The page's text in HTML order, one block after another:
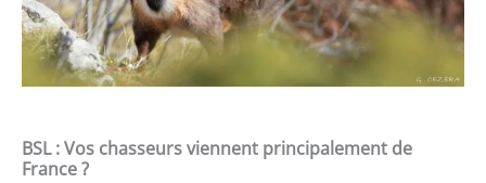
BSL : Vos chasseurs viennent principalement de
France ?